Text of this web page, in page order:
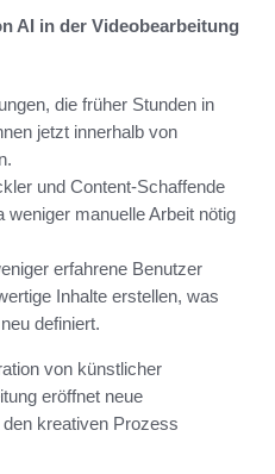
AI in der Videobearbeitung
die früher Stunden in
jetzt innerhalb von
und Content-Schaffende
manuelle Arbeit nötig
erfahrene Benutzer
Inhalte erstellen, was
definiert.
von künstlicher
eröffnet neue
kreativen Prozess